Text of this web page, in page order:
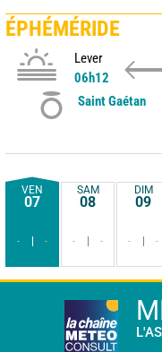
ÉPHÉMÉRIDE
Lever
06h12
Saint Gaétan
VEN
07
- -
SAM
08
- -
DIM
09
- -